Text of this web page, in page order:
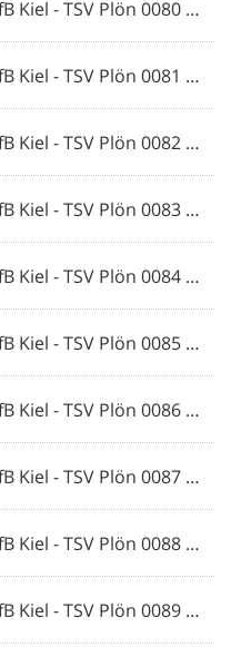
20230901 VfB Kiel - TSV Plön 0080 © 2023 Ismail Yesilyurt.jpg
20230901 VfB Kiel - TSV Plön 0081 © 2023 Ismail Yesilyurt.jpg
20230901 VfB Kiel - TSV Plön 0082 © 2023 Ismail Yesilyurt.jpg
20230901 VfB Kiel - TSV Plön 0083 © 2023 Ismail Yesilyurt.jpg
20230901 VfB Kiel - TSV Plön 0084 © 2023 Ismail Yesilyurt.jpg
20230901 VfB Kiel - TSV Plön 0085 © 2023 Ismail Yesilyurt.jpg
20230901 VfB Kiel - TSV Plön 0086 © 2023 Ismail Yesilyurt.jpg
20230901 VfB Kiel - TSV Plön 0087 © 2023 Ismail Yesilyurt.jpg
20230901 VfB Kiel - TSV Plön 0088 © 2023 Ismail Yesilyurt.jpg
20230901 VfB Kiel - TSV Plön 0089 © 2023 Ismail Yesilyurt.jpg